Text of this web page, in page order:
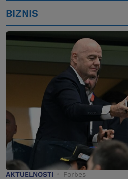
BIZNIS
AKTUELNOSTI Forbes